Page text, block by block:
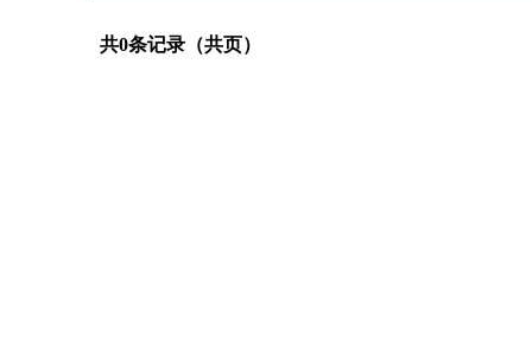
共0条记录（共页）